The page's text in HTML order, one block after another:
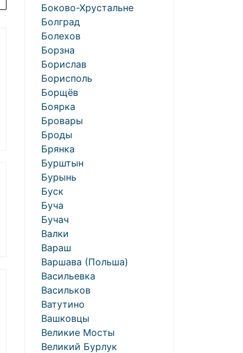
Боково-Хрустальне
Болград
Болехов
Борзна
Борислав
Борисполь
Борщёв
Боярка
Бровары
Броды
Брянка
Бурштын
Бурынь
Буск
Буча
Бучач
Валки
Вараш
Варшава (Польша)
Васильевка
Васильков
Ватутино
Вашковцы
Великие Мосты
Великий Бурлук